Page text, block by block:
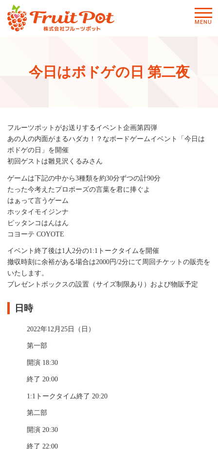
今日はボドゲの日 第二夜
フルーツポットがお送りするイベント企画第四弾
あの人の内面がまるハダカ！？なボードゲームイベント「今日は
ボドゲの日」を開催
初回ゲストは雛見沢くるみさん
ゲームは下記の中から3種類を約30分ずつの計90分
たった今考えたプロポーズの言葉を君に捧ぐよ
はぁって言うゲーム
ホッタイモイジンナ
ピッタンコはんはん
コヨーテ COYOTE
イベント終了後は1人2分の1:1トークタイムを開催
撤収時刻に余裕がある場合は2000円/2分にて周回チケットの販売を
いたします。
プレゼントボックスの設置（サイズ制限あり）および物販予定
日時
2022年12月25日（日）
第一部
開演 18:30
終了 20:00
1:1トークタイム終了 20:20
第二部
開演 20:30
終了 22:00
メニ
MENU